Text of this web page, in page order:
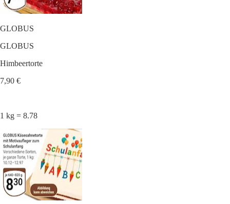
GLOBUS
GLOBUS
Himbeertorte
7,90 €
1 kg = 8.78